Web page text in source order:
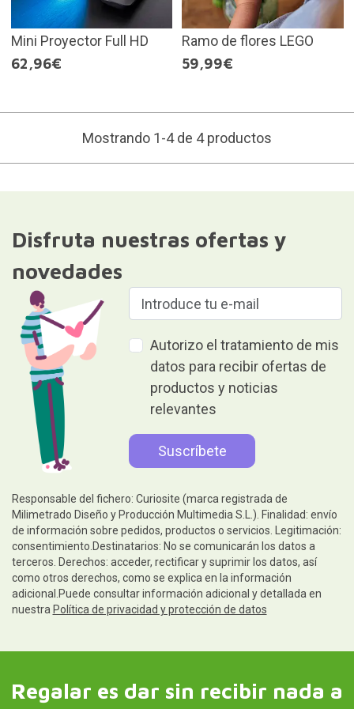
Mini Proyector Full HD
62,96€
Ramo de flores LEGO
59,99€
Mostrando 1-4 de 4 productos
Disfruta nuestras ofertas y
novedades
Autorizo el tratamiento de mis
datos para recibir ofertas de
productos y noticias
relevantes
Responsable del fichero: Curiosite (marca registrada de
Milimetrado Diseño y Producción Multimedia S.L.). Finalidad: envío
de información sobre pedidos, productos o servicios. Legitimación:
consentimiento.Destinatarios: No se comunicarán los datos a
terceros. Derechos: acceder, rectificar y suprimir los datos, así
como otros derechos, como se explica en la información
adicional.Puede consultar información adicional y detallada en
nuestra Política de privacidad y protección de datos
Regalar es dar sin recibir nada a